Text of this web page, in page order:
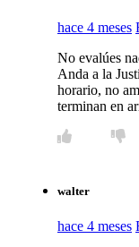
hace 4 meses
No evalúes
Anda a la
horario, no
terminan en
walter
hace 4 meses